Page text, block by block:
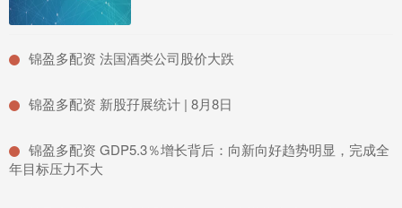
​锦盈多配资 法国酒类公司股价大跌
​锦盈多配资 新股孖展统计 | 8月8日
​锦盈多配资 GDP5.3％增长背后：向新向好趋势明显，完成全
年目标压力不大